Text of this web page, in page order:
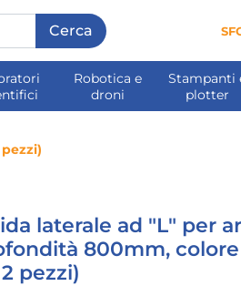
Robotica e
droni
Stampanti
plotter
laterale ad "L" per
800mm,
pezzi)